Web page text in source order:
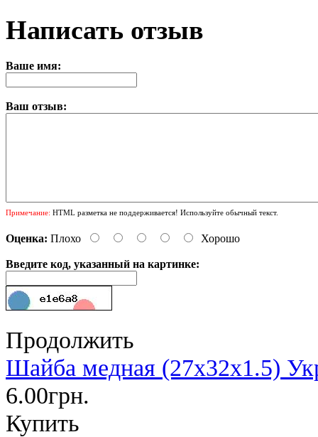
Написать отзыв
Ваше имя:
Ваш отзыв:
Примечание: HTML разметка не поддерживается! Используйте обычный текст.
Оценка: Плохо Хорошо
Введите код, указанный на картинке:
Продолжить
Шайба медная (27х32х1.5)
6.00грн.
Купить